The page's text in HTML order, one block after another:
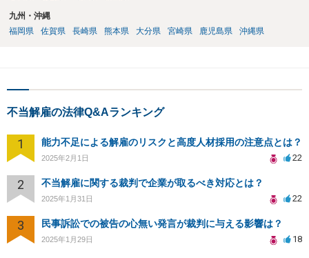
九州・沖縄
福岡県
佐賀県 長崎県 熊本県 大分県 宮崎県 鹿児島県 沖縄県
不当解雇の法律Q&Aランキング
1 能力不足による解雇のリスクと高度人材採用の注意点とは？
2025年2月1日 22
2 不当解雇に関する裁判で企業が取るべき対応とは？
2025年1月31日 22
3 民事訴訟での被告の心無い発言が裁判に与える影響は？
2025年1月29日 18